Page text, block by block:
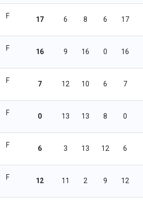
F 17 6 8 6 17
F 16 9 16 0 16
F 7 12 10 6 7
F 0 13 13 8 0
F 6 3 13 12 6
F 12 11 2 9 12